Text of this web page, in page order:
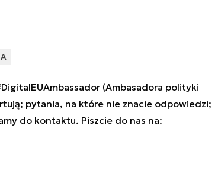
(Ambasadora polityki
pytania, na które nie znacie odpowiedzi;
do kontaktu. Piszcie do nas na: